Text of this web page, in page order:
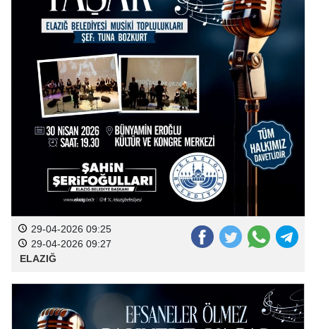
29-04-2026 09:25
29-04-2026 09:27
ELAZIĞ